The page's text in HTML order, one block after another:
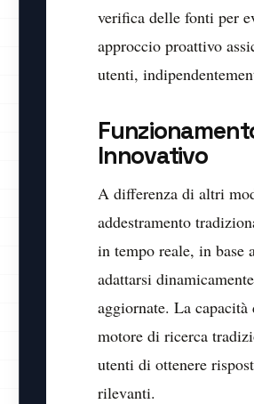
verifica delle fonti per
approccio proattivo
utenti,
Innovativo
A differenza di altri
addestramento
in tempo reale, in base
adattarsi
aggiornate. La
motore di ricerca
utenti di ottenere
rilevanti.